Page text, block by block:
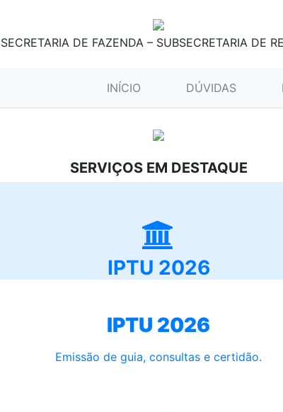
SECRETARIA DE FAZENDA – SUBSECRETARIA DE
INÍCIO (CURRENT)DÚVIDAS
SERVIÇOS EM DESTAQUE
IPTU 2026
IPTU 2026
Emissão de guia, consultas e certidão.